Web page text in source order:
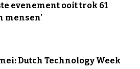
evenement ooit trok 61
mensen’
Dutch Technology Week